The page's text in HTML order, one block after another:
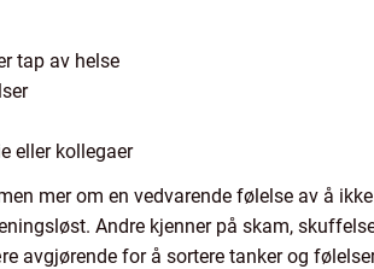
tap av helse
eller kollegaer
mer om en vedvarende følelse av å
Andre kjenner på skam,
avgjørende for å sortere tanker og